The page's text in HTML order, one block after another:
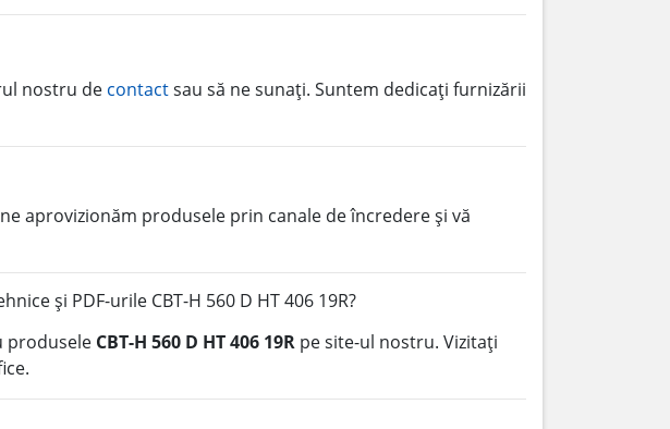
nostru de contactsau să ne sunați. Suntem dedicați furnizării
aprovizionăm produsele prin canale de încredere și vă
și PDF-urile CBT-H 560 D HT 406 19R?
produsele CBT-H 560 D HT 406 19R pe site-ul nostru. Vizitați